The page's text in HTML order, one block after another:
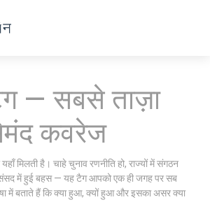
— सबसे ताज़ा
कवरेज
मिलती है। चाहे चुनाव रणनीति हो, राज्यों में संगठन
में हुई बहस — यह टैग आपको एक ही जगह पर सब
में बताते हैं कि क्या हुआ, क्यों हुआ और इसका असर क्या